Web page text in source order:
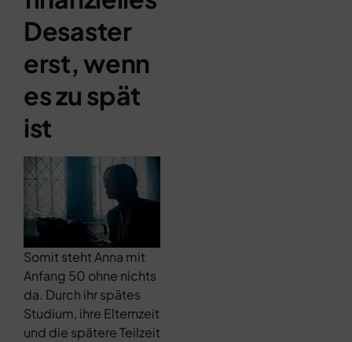
Desaster
erst, wenn
es zu spät
ist
Somit steht Anna mit
Anfang 50 ohne nichts
da. Durch ihr spätes
Studium, ihre Elternzeit
und die spätere Teilzeit